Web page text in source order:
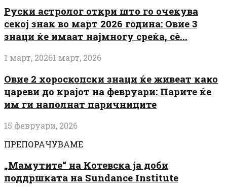
Руски астролог откри што го очекува
секој знак во март 2026 година: Овие 3
знаци ќе имаат најмногу среќа, сè...
1 март, 20261 март, 2026
Овие 2 хороскопски знаци ќе живеат како
цареви до крајот на февруари: Парите ќе
им ги наполнат паричниците
15 февруари, 2026
ПРЕПОРАЧУВАМЕ
„Мамутите“ на Котевска ја доби
поддршката на Sundance Institute